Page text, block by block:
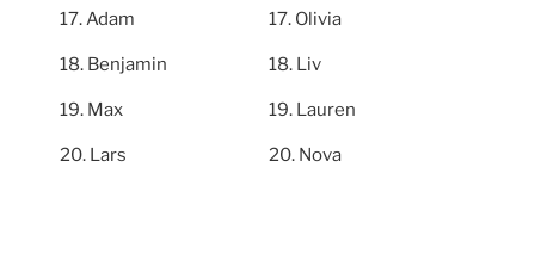
Adam
Benjamin
Max
Lars
Olivia
Liv
Lauren
Nova